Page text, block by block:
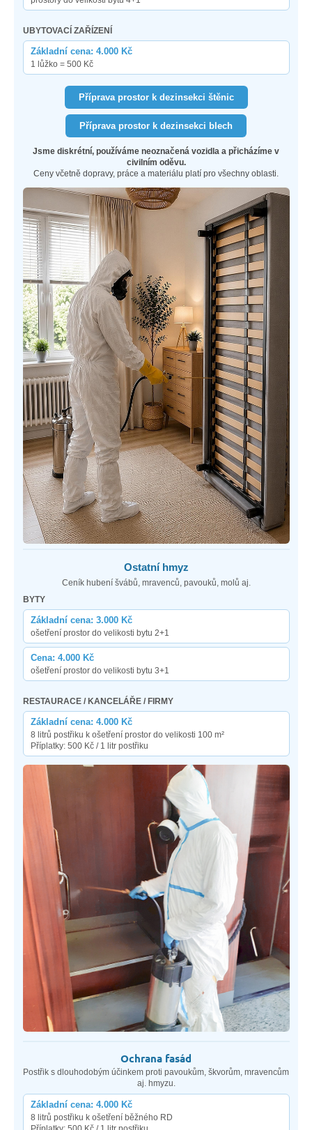
UBYTOVACÍ ZAŘÍZENÍ
Základní cena: 4.000 Kč
1 lůžko = 500 Kč
Příprava prostor k dezinsekci štěnic
Příprava prostor k dezinsekci blech
Jsme diskrétní, používáme neoznačená vozidla a přicházíme v
civilním oděvu.
Ceny včetně dopravy, práce a materiálu platí pro všechny oblasti.
Ostatní hmyz
Ceník hubení švábů, mravenců, pavouků, molů aj.
BYTY
Základní cena: 3.000 Kč
ošetření prostor do velikosti bytu 2+1
Cena: 4.000 Kč
ošetření prostor do velikosti bytu 3+1
RESTAURACE / KANCELÁŘE / FIRMY
Základní cena: 4.000 Kč
8 litrů postřiku k ošetření prostor do velikosti 100 m²
Příplatky: 500 Kč / 1 litr postřiku
Ochrana fasád
Postřik s dlouhodobým účinkem proti pavoukům, škvorům, mravencům
aj. hmyzu.
Základní cena: 4.000 Kč
8 litrů postřiku k ošetření běžného RD